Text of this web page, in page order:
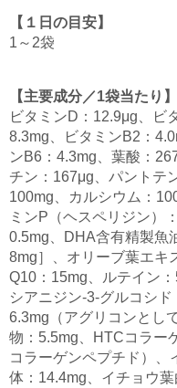
【１日の目安】
1～2袋
【主要成分／1袋当たり】
ビタミンD：12.9μg、ビ
8.3mg、ビタミンB2：
ンB6：4.3mg、葉酸：
チン：167μg、パントテ
100mg、カルシウム：
ミンP（ヘスペリジン）
0.5mg、DHA含有精製魚
8mg］、オリーブ葉エキ
Q10：15mg、ルテイン
シアニジン-3-グルコシド
6.3mg（アグリコンとし
物：5.5mg、HTCコラー
コラーゲンペプチド）、
体：14.4mg、イチョウ